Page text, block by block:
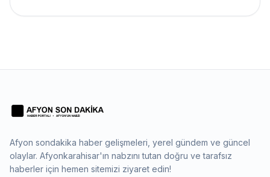
Afyon sondakika haber gelişmeleri, yerel gündem ve güncel
olaylar. Afyonkarahisar'ın nabzını tutan doğru ve tarafsız
haberler için hemen sitemizi ziyaret edin!